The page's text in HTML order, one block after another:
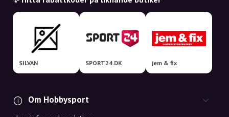
SILVAN SPORT24.DK jem & fix
Om Hobbysport